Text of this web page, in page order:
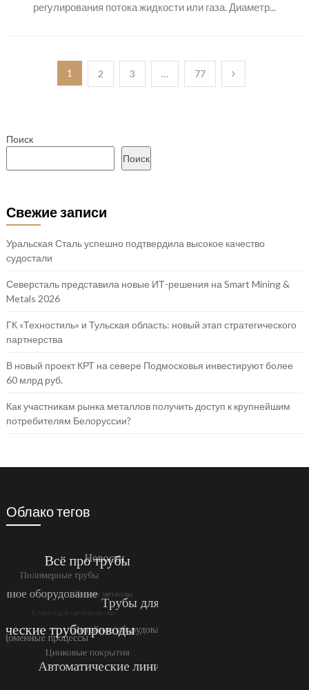
регулирования потока жидкости или газа. Диаметр...
Пагинация
1 2 3 … 77
Поиск
Поиск
Свежие записи
Уральская Сталь успешно подтвердила высокое качество
судостали
Северсталь представила новые ИТ-решения на Smart Mining &
Metals 2026
ГК «Техностиль» и Тульская область: новый этап стратегического
партнерства
В новый проект КРТ на севере Подмосковья инвестируют более
60 млрд руб.
Как участникам рынка металлов получить доступ к крупнейшим
потребителям Белоруссии?
Облако тегов